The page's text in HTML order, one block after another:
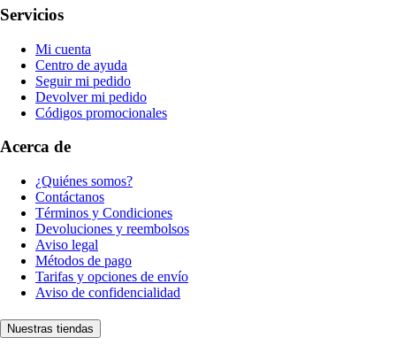
Servicios
Mi cuenta
Centro de ayuda
Seguir mi pedido
Devolver mi pedido
Códigos promocionales
Acerca de
¿Quiénes somos?
Contáctanos
Términos y Condiciones
Devoluciones y reembolsos
Aviso legal
Métodos de pago
Tarifas y opciones de envío
Aviso de confidencialidad
Nuestras tiendas